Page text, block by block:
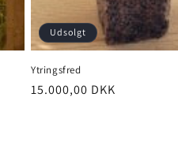
Udsolgt
Ytringsfred
Normalpris
15.000,00 DKK